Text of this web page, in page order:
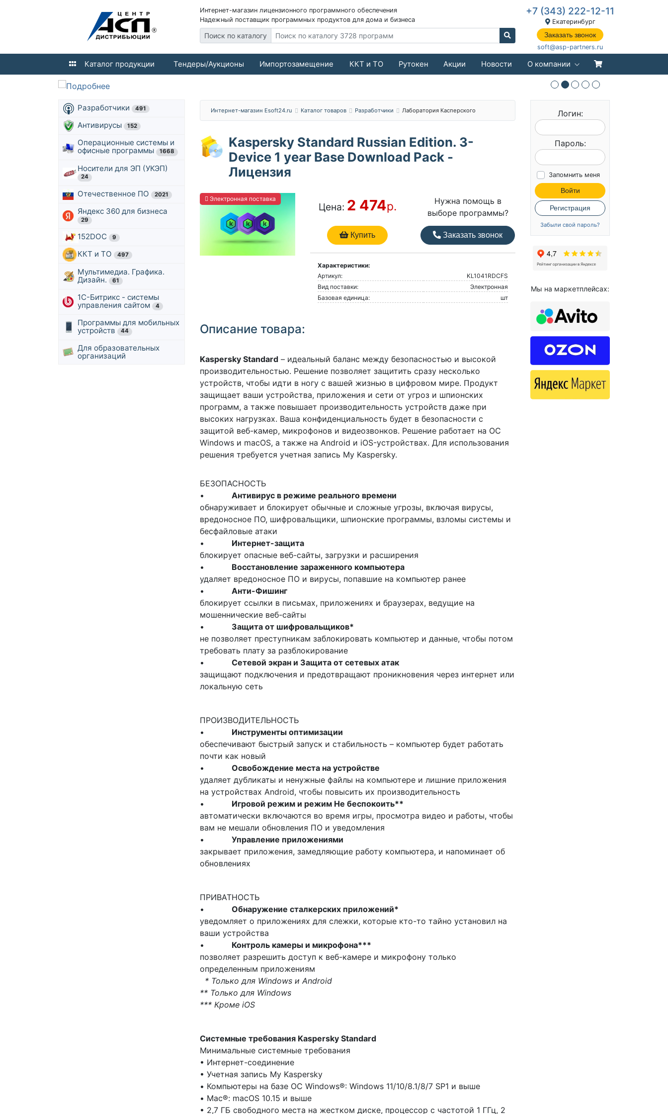
Интернет-магазин лицензионного программного обеспечения
Надежный поставщик программных продуктов для дома и бизнеса
Поиск по каталогу
+7 (343) 222-12-11
Екатеринбург
Заказать звонок
soft@asp-partners.ru
Каталог продукции Тендеры/Аукционы Импортозамещение ККТ и ТО Рутокен Акции Новости О компании
Разработчики 491
Антивирусы 152
Операционные системы и
офисные программы
1668
Носители для ЭП (УКЭП)
24
Отечественное ПО 2021
Яндекс 360 для бизнеса
29
152DOC 9
ККТ и ТО 497
Мультимедиа. Графика.
Дизайн.
61
1С-Битрикс - системы
управления сайтом
4
Программы для мобильных
устройств
44
Для образовательных
организаций
Интернет-магазин Esoft24.ru Каталог товаров Разработчики Лаборатория Касперского
Kaspersky Standard Russian Edition. 3-
Device 1 year Base Download Pack -
Лицензия
Электронная поставка
Цена: 2 474р.
Купить
Нужна помощь в
выборе программы?
Заказать звонок
Характеристики:
Артикул:
KL1041RDCFS
Вид поставки:
Электронная
Базовая единица:
шт
Описание товара:
Kaspersky Standard – идеальный баланс между безопасностью и высокой
производительностью. Решение позволяет защитить сразу несколько
устройств, чтобы идти в ногу с вашей жизнью в цифровом мире. Продукт
защищает ваши устройства, приложения и сети от угроз и шпионских
программ, а также повышает производительность устройств даже при
высоких нагрузках. Ваша конфиденциальность будет в безопасности с
защитой веб-камер, микрофонов и видеозвонков. Решение работает на ОС
Windows и macOS, а также на Android и iOS-устройствах. Для использования
решения требуется учетная запись My Kaspersky.
БЕЗОПАСНОСТЬ
• Антивирус в режиме реального времени
обнаруживает и блокирует обычные и сложные угрозы, включая вирусы,
вредоносное ПО, шифровальщики, шпионские программы, взломы системы и
бесфайловые атаки
• Интернет-защита
блокирует опасные веб-сайты, загрузки и расширения
• Восстановление зараженного компьютера
удаляет вредоносное ПО и вирусы, попавшие на компьютер ранее
• Анти-Фишинг
блокирует ссылки в письмах, приложениях и браузерах, ведущие на
мошеннические веб-сайты
• Защита от шифровальщиков*
не позволяет преступникам заблокировать компьютер и данные, чтобы потом
требовать плату за разблокирование
• Сетевой экран и Защита от сетевых атак
защищают подключения и предотвращают проникновения через интернет или
локальную сеть
ПРОИЗВОДИТЕЛЬНОСТЬ
• Инструменты оптимизации
обеспечивают быстрый запуск и стабильность – компьютер будет работать
почти как новый
• Освобождение места на устройстве
удаляет дубликаты и ненужные файлы на компьютере и лишние приложения
на устройствах Android, чтобы повысить их производительность
• Игровой режим и режим Не беспокоить**
автоматически включаются во время игры, просмотра видео и работы, чтобы
вам не мешали обновления ПО и уведомления
• Управление приложениями
закрывает приложения, замедляющие работу компьютера, и напоминает об
обновлениях
ПРИВАТНОСТЬ
• Обнаружение сталкерских приложений*
уведомляет о приложениях для слежки, которые кто-то тайно установил на
ваши устройства
• Контроль камеры и микрофона***
позволяет разрешить доступ к веб-камере и микрофону только
определенным приложениям
* Только для Windows и Android
** Только для Windows
*** Кроме iOS
Системные требования Kaspersky Standard
Минимальные системные требования
• Интернет-соединение
• Учетная запись My Kaspersky
• Компьютеры на базе ОС Windows®: Windows 11/10/8.1/8/7 SP1 и выше
• Mac®: macOS 10.15 и выше
• 2,7 ГБ свободного места на жестком диске, процессор с частотой 1 ГГц, 2
Логин:
Пароль:
Запомнить меня
Войти
Регистрация
Забыли свой пароль?
Мы на маркетплейсах: